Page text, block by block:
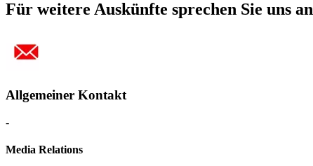
Für weitere Auskünfte sprechen Sie uns an
Allgemeiner Kontakt
-
Media Relations